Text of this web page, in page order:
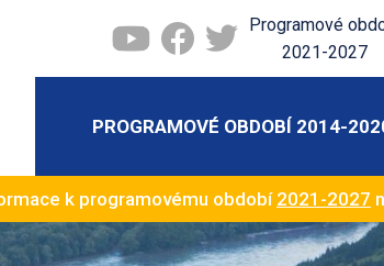
Programové
2021-2027
PROGRAMOVÉ OBDOBÍ 2014-
k programovému období2021-2027